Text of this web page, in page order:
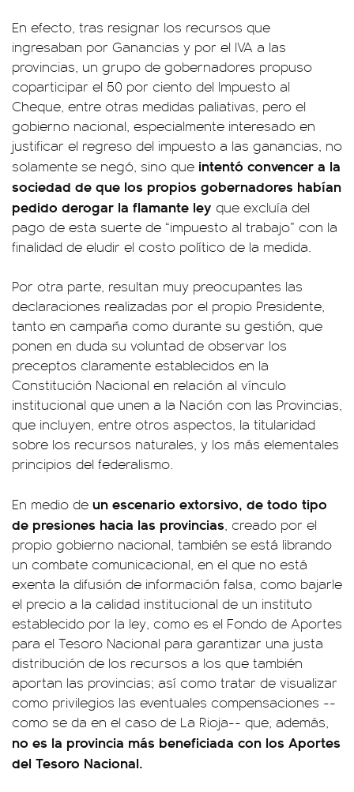
En efecto, tras resignar los recursos que
ingresaban por Ganancias y por el IVA a las
provincias, un grupo de gobernadores propuso
coparticipar el 50 por ciento del Impuesto al
Cheque, entre otras medidas paliativas, pero el
gobierno nacional, especialmente interesado en
justificar el regreso del impuesto a las ganancias, no
solamente se negó, sino que intentó convencer a la
sociedad de que los propios gobernadores habían
pedido derogar la flamante ley que excluía del
pago de esta suerte de “impuesto al trabajo” con la
finalidad de eludir el costo político de la medida.
Por otra parte, resultan muy preocupantes las
declaraciones realizadas por el propio Presidente,
tanto en campaña como durante su gestión, que
ponen en duda su voluntad de observar los
preceptos claramente establecidos en la
Constitución Nacional en relación al vínculo
institucional que unen a la Nación con las Provincias,
que incluyen, entre otros aspectos, la titularidad
sobre los recursos naturales, y los más elementales
principios del federalismo.
En medio de un escenario extorsivo, de todo tipo
de presiones hacia las provincias, creado por el
propio gobierno nacional, también se está librando
un combate comunicacional, en el que no está
exenta la difusión de información falsa, como bajarle
el precio a la calidad institucional de un instituto
establecido por la ley, como es el Fondo de Aportes
para el Tesoro Nacional para garantizar una justa
distribución de los recursos a los que también
aportan las provincias; así como tratar de visualizar
como privilegios las eventuales compensaciones --
como se da en el caso de La Rioja-- que, además,
no es la provincia más beneficiada con los Aportes
del Tesoro Nacional.